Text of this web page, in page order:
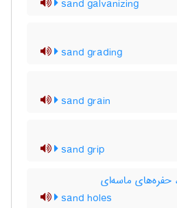
sand galvanizing
sand grading
sand grain
sand grip
حفره‌های ماسه‌ای
sand holes